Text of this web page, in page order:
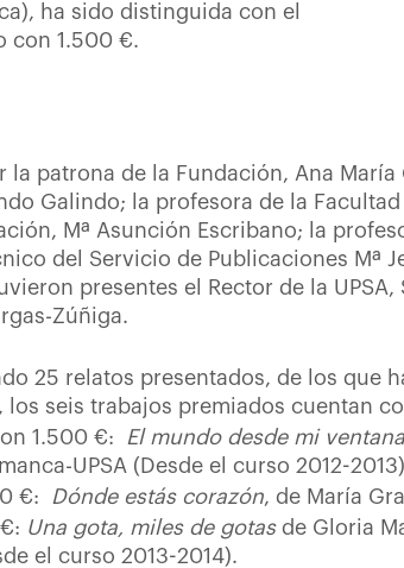
ha sido distinguida con el
con 1.500 €.
la patrona de la Fundación, Ana
Galindo; la profesora de la
Mª Asunción Escribano; la
del Servicio de Publicaciones Mª
presentes el Rector de la
Zúñiga.
25 relatos presentados, de los que
los seis trabajos premiados cuentan
1.500 €: El mundo desde mi ventana
UPSA (Desde el curso 2012-
€: Dónde estás corazón, de María
Una gota, miles de gotasde Gloria
el curso 2013-2014).